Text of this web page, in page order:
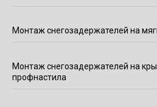
Монтаж снегозадержателей на
Монтаж снегозадержателей на
профнастила